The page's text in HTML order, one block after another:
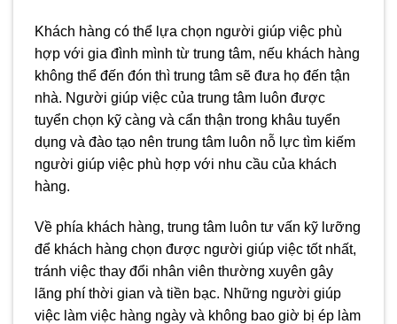
Khách hàng có thể lựa chọn người giúp việc phù
hợp với gia đình mình từ trung tâm, nếu khách hàng
không thể đến đón thì trung tâm sẽ đưa họ đến tận
nhà. Người giúp việc của trung tâm luôn được
tuyển chọn kỹ càng và cẩn thận trong khâu tuyển
dụng và đào tạo nên trung tâm luôn nỗ lực tìm kiếm
người giúp việc phù hợp với nhu cầu của khách
hàng.
Về phía khách hàng, trung tâm luôn tư vấn kỹ lưỡng
để khách hàng chọn được người giúp việc tốt nhất,
tránh việc thay đổi nhân viên thường xuyên gây
lãng phí thời gian và tiền bạc. Những người giúp
việc làm việc hàng ngày và không bao giờ bị ép làm